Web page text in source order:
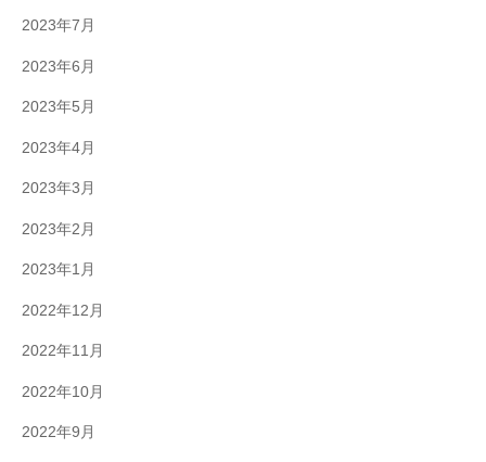
2023年7月
2023年6月
2023年5月
2023年4月
2023年3月
2023年2月
2023年1月
2022年12月
2022年11月
2022年10月
2022年9月